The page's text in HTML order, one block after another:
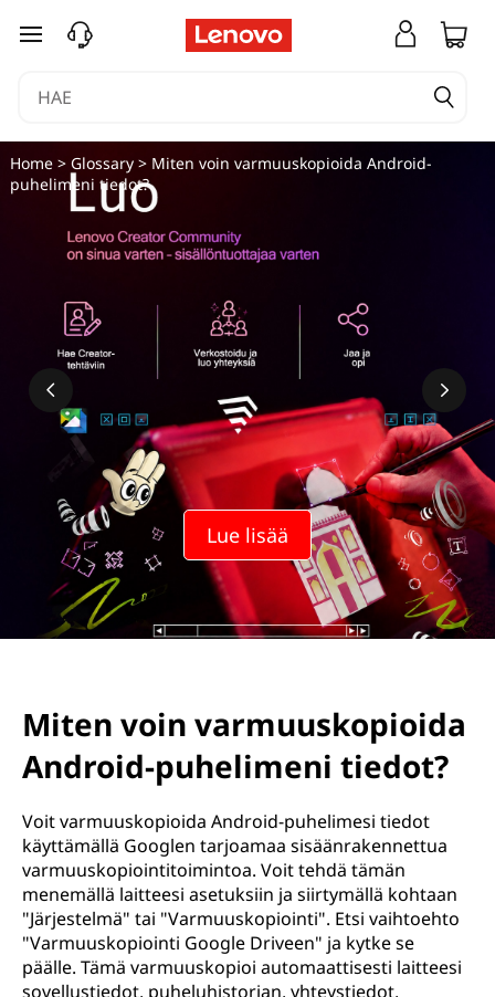
siirry pääsisältöön
Lue lisää
Home> Glossary> Miten voin varmuuskopioida Android-
puhelimeni tiedot?
Miten voin varmuuskopioida
Android-puhelimeni tiedot?
Voit varmuuskopioida Android-puhelimesi tiedot
käyttämällä Googlen tarjoamaa sisäänrakennettua
varmuuskopiointitoimintoa. Voit tehdä tämän
menemällä laitteesi asetuksiin ja siirtymällä kohtaan
"Järjestelmä" tai "Varmuuskopiointi". Etsi vaihtoehto
"Varmuuskopiointi Google Driveen" ja kytke se
päälle. Tämä varmuuskopioi automaattisesti laitteesi
sovellustiedot, puheluhistorian, yhteystiedot,